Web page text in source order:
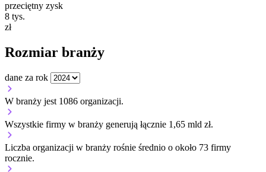
przeciętny zysk
8 tys.
zł
Rozmiar branży
dane za rok
W branży jest 1086 organizacji.
Wszystkie firmy w branży generują łącznie 1,65 mld zł.
Liczba organizacji w branży rośnie średnio o około 73 firmy
rocznie.